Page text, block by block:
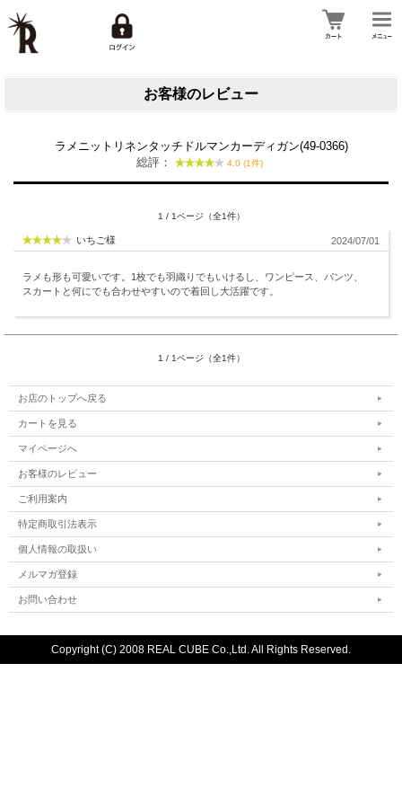
お客様のレビュー
ラメニットリネンタッチドルマンカーディガン(49-0366)
総評：
4.0 (1件)
1 / 1ページ（全1件）
いちご様 2024/07/01
ラメも形も可愛いです。1枚でも羽織りでもいけるし、ワンピース、パンツ、
スカートと何にでも合わせやすいので着回し大活躍です。
1 / 1ページ（全1件）
お店のトップへ戻る
カートを見る
マイページへ
お客様のレビュー
ご利用案内
特定商取引法表示
個人情報の取扱い
メルマガ登録
お問い合わせ
Copyright (C) 2008 REAL CUBE Co.,Ltd. All Rights Reserved.